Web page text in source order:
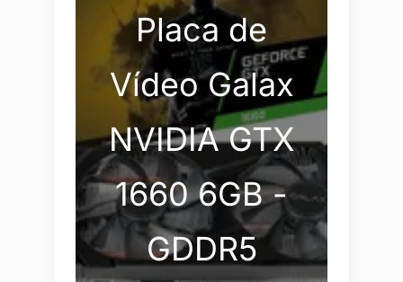
Placa de
Vídeo Galax
NVIDIA GTX
1660 6GB -
GDDR5